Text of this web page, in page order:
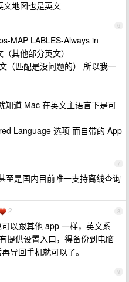
文地图也是英文
6
MAP LABLES-Always in
其他部分英文）
（匹配是没问题的） 所以我一
知道 Mac 在英文主语言下是可
Language 选项 而自带的 App
7
至是国内目前唯一支持离线查询
8
2
以跟其他 app 一样，英文系
提供设置入口，得备份到电脑
导回手机就可以了。
9